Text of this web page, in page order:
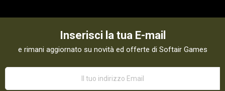
Inserisci la tua E-mail
e rimani aggiornato su novità ed offerte di Softair Games